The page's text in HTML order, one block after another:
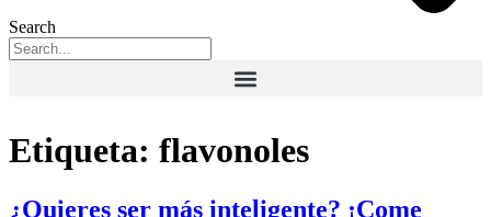
Search
Etiqueta: flavonoles
¿Quieres ser más inteligente? ¡Come